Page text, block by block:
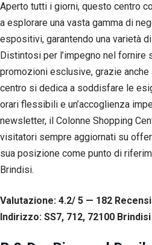
Aperto tutti i giorni, questo centro
a esplorare una vasta gamma di
espositivi, garantendo una varietà
Distintosi per l’impegno nel fornire
promozioni esclusive, grazie anche
centro si dedica a soddisfare le
orari flessibili e un’accoglienza
newsletter, il Colonne Shopping
visitatori sempre aggiornati su
sua posizione come punto di
Brindisi.
Valutazione: 4.2/ 5 — 182 R
Indirizzo: SS7, 712, 72100